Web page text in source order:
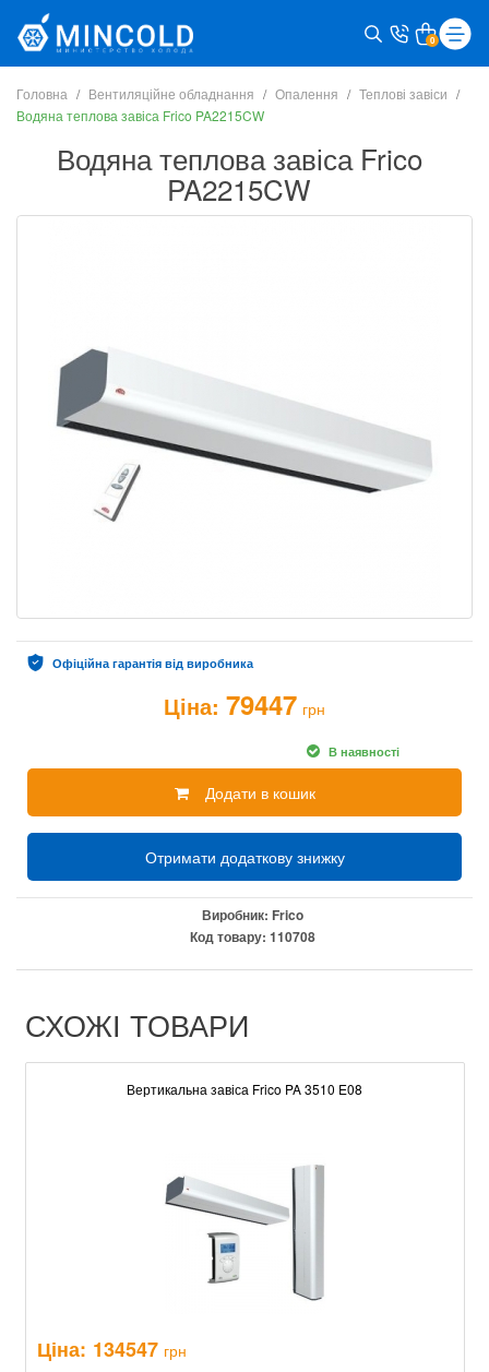
0
Головна Вентиляційне обладнання Опалення
Теплові завіси
Водяна теплова завіса Frico PA2215CW
Водяна теплова завіса Frico
PA2215CW
Офіційна гарантія від виробника
Ціна: 79447 грн
В наявності
Додати в кошик
Отримати додаткову знижку
Виробник: Frico
Код товару: 110708
СХОЖІ ТОВАРИ
Вертикальна завіса Frico PA 3510 E08
Ціна: 134547 грн